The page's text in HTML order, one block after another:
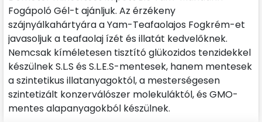
Fogápoló Gél-t ajánljuk. Az érzékeny
szájnyálkahártyára a Yam-Teafaolajos Fogkrém-et
javasoljuk a teafaolaj ízét és illatát kedvelőknek.
Nemcsak kíméletesen tisztító glükozidos tenzidekkel
készülnek S.L.S és S.L.E.S-mentesek, hanem mentesek
a szintetikus illatanyagoktól, a mesterségesen
szintetizált konzerválószer molekuláktól, és GMO-
mentes alapanyagokból készülnek.